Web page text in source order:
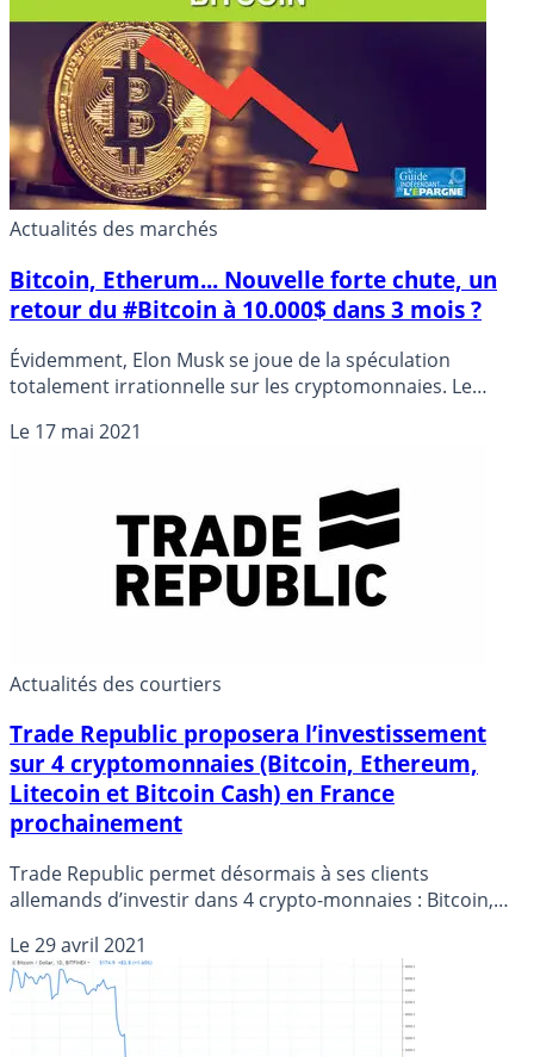
Actualités des marchés
Bitcoin, Etherum... Nouvelle forte chute, un
retour du #Bitcoin à 10.000$ dans 3 mois ?
Évidemment, Elon Musk se joue de la spéculation
totalement irrationnelle sur les cryptomonnaies. Le
Bitcoin et de quelques cryptos hautement spéculatives,
bitcoin pourraient s’en vouloir si ils apprenaient que
Tesla a vendu ses bitcoins. Ce matin, E.Musk indique sur
Twitter que Tesla n’a pas vendu son stock de bitcoins.
Le 17 mai 2021
Actualités des courtiers
Trade Republic proposera l’investissement
sur 4 cryptomonnaies (Bitcoin, Ethereum,
Litecoin et Bitcoin Cash) en France
prochainement
Trade Republic permet désormais à ses clients
allemands d’investir dans 4 crypto-monnaies : Bitcoin,
est pour l’instant disponible uniquement en Allemagne
mais sera prochainement lancée en France.
Le29 avril 2021